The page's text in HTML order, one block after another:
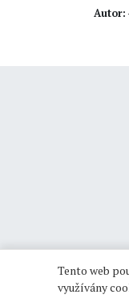
Autor:
Tento web
využívány